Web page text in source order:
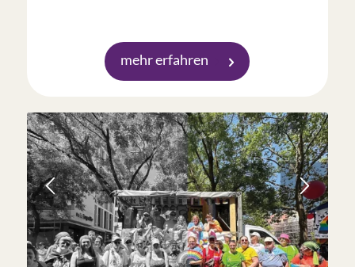
mehr erfahren